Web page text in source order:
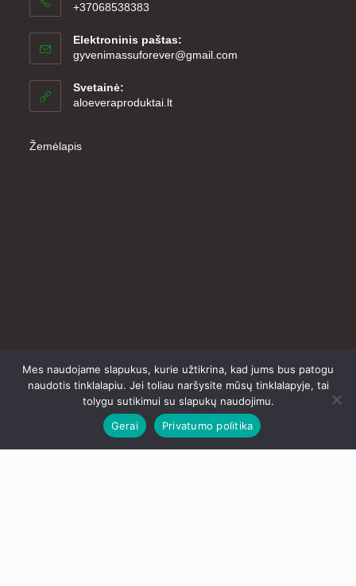
+37068538383
Elektroninis paštas:
gyvenimassuforever@gmail.com
Svetainė:
aloeveraproduktai.lt
Žemėlapis
Mes naudojame slapukus, kurie užtikrina, kad jums bus patogu
naudotis tinklalapiu. Jei toliau naršysite mūsų tinklalapyje, tai
tolygu sutikimui su slapukų naudojimu.
Gerai
Privatumo politika